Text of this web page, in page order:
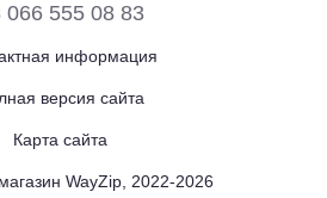
066 555 08 83
информация
версия сайта
Карта сайта
WayZip, 2022-2026